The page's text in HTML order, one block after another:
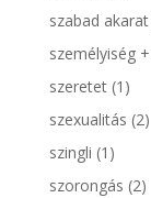
szabad akarat
személyiség
szeretet(1)
szexualitás (2)
szingli (1)
szorongás (2)